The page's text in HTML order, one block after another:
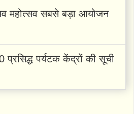
महोत्सव सबसे बड़ा आयोजन
पर्यटक केंद्रों की सूची